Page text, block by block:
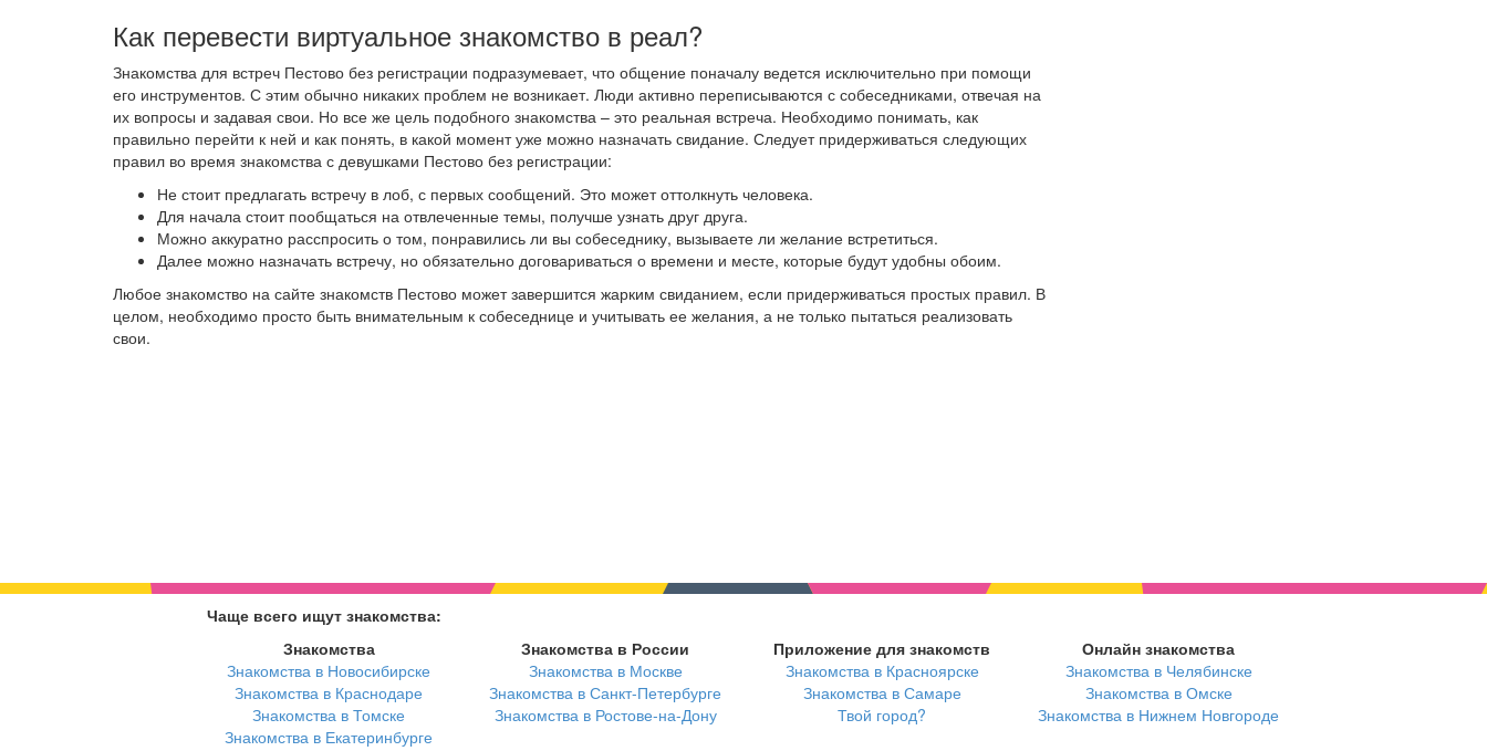
Как перевести виртуальное знакомство в реал?
Знакомства для встреч Пестово без регистрации подразумевает, что общение поначалу ведется исключительно при помощи
его инструментов. С этим обычно никаких проблем не возникает. Люди активно переписываются с собеседниками, отвечая на
их вопросы и задавая свои. Но все же цель подобного знакомства – это реальная встреча. Необходимо понимать, как
правильно перейти к ней и как понять, в какой момент уже можно назначать свидание. Следует придерживаться следующих
правил во время знакомства с девушками Пестово без регистрации:
Не стоит предлагать встречу в лоб, с первых сообщений. Это может оттолкнуть человека.
Для начала стоит пообщаться на отвлеченные темы, получше узнать друг друга.
Можно аккуратно расспросить о том, понравились ли вы собеседнику, вызываете ли желание встретиться.
Далее можно назначать встречу, но обязательно договариваться о времени и месте, которые будут удобны обоим.
Любое знакомство на сайте знакомств Пестово может завершится жарким свиданием, если придерживаться простых правил. В
целом, необходимо просто быть внимательным к собеседнице и учитывать ее желания, а не только пытаться реализовать
свои.
Чаще всего ищут знакомства:
Знакомства
Знакомства в Новосибирске
Знакомства в Краснодаре
Знакомства в Томске
Знакомства в Екатеринбурге
Знакомства в России
Знакомства в Москве
Знакомства в Санкт-Петербурге
Знакомства в Ростове-на-Дону
Приложение для знакомств
Знакомства в Красноярске
Знакомства в Самаре
Твой город?
Онлайн знакомства
Знакомства в Челябинске
Знакомства в Омске
Знакомства в Нижнем Новгороде